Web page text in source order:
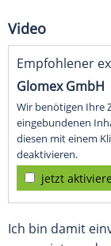
Video
Empfohlener
Glomex GmbH
Wir benötigen Ihre
eingebundenen
diesen mit einem
deaktivieren.
jetzt
Ich bin damit